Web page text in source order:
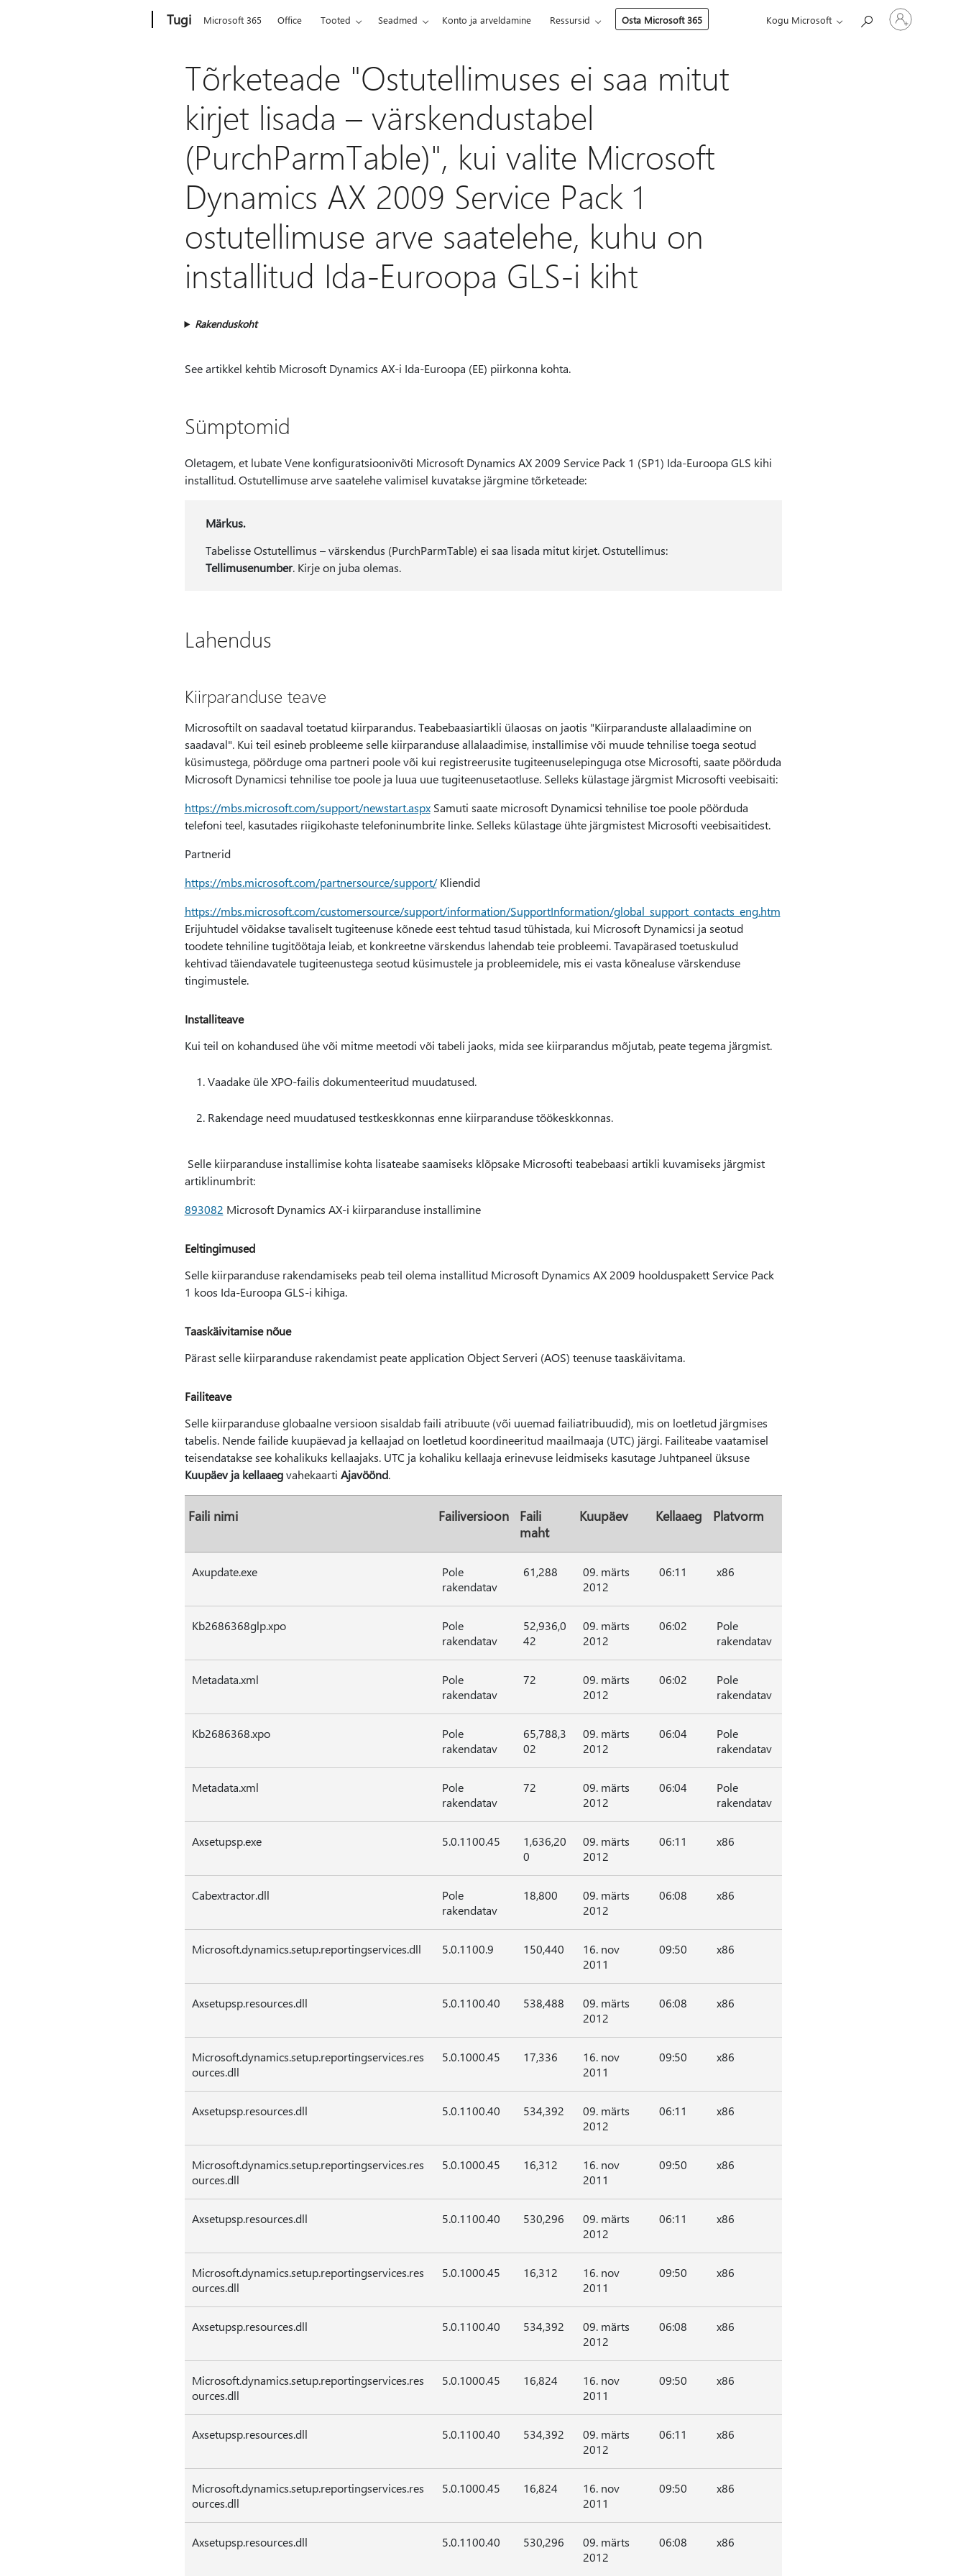
Tugi Microsoft 365 Office Tooted Seadmed Konto ja arveldamine Ressursid Osta Microsoft 365 Kogu Microsoft
Logige
sisse
oma
Tõrketeade "Ostutellimuses ei saa mitut
kirjet lisada – värskendustabel
(PurchParmTable)", kui valite Microsoft
Dynamics AX 2009 Service Pack 1
ostutellimuse arve saatelehe, kuhu on
installitud Ida-Euroopa GLS-i kiht
Rakenduskoht
See artikkel kehtib Microsoft Dynamics AX-i Ida-Euroopa (EE) piirkonna kohta.
Sümptomid
Oletagem, et lubate Vene konfiguratsioonivõti Microsoft Dynamics AX 2009 Service Pack 1 (SP1) Ida-Euroopa GLS kihi
installitud. Ostutellimuse arve saatelehe valimisel kuvatakse järgmine tõrketeade:
Märkus.
Tabelisse Ostutellimus – värskendus (PurchParmTable) ei saa lisada mitut kirjet. Ostutellimus:
Tellimusenumber. Kirje on juba olemas.
Lahendus
Kiirparanduse teave
Microsoftilt on saadaval toetatud kiirparandus. Teabebaasiartikli ülaosas on jaotis "Kiirparanduste allalaadimine on
saadaval". Kui teil esineb probleeme selle kiirparanduse allalaadimise, installimise või muude tehnilise toega seotud
küsimustega, pöörduge oma partneri poole või kui registreerusite tugiteenuselepinguga otse Microsofti, saate pöörduda
Microsoft Dynamicsi tehnilise toe poole ja luua uue tugiteenusetaotluse. Selleks külastage järgmist Microsofti veebisaiti:
https://mbs.microsoft.com/support/newstart.aspxSamuti saate microsoft Dynamicsi tehnilise toe poole pöörduda
telefoni teel, kasutades riigikohaste telefoninumbrite linke. Selleks külastage ühte järgmistest Microsofti veebisaitidest.
Partnerid
https://mbs.microsoft.com/partnersource/support/Kliendid
https://mbs.microsoft.com/customersource/support/information/SupportInformation/global_support_contacts_eng.htm
Erijuhtudel võidakse tavaliselt tugiteenuse kõnede eest tehtud tasud tühistada, kui Microsoft Dynamicsi ja seotud
toodete tehniline tugitöötaja leiab, et konkreetne värskendus lahendab teie probleemi. Tavapärased toetuskulud
kehtivad täiendavatele tugiteenustega seotud küsimustele ja probleemidele, mis ei vasta kõnealuse värskenduse
tingimustele.
Installiteave
Kui teil on kohandused ühe või mitme meetodi või tabeli jaoks, mida see kiirparandus mõjutab, peate tegema järgmist.
Vaadake üle XPO-failis dokumenteeritud muudatused.
Rakendage need muudatused testkeskkonnas enne kiirparanduse töökeskkonnas.
Selle kiirparanduse installimise kohta lisateabe saamiseks klõpsake Microsofti teabebaasi artikli kuvamiseks järgmist
artiklinumbrit:
893082 Microsoft Dynamics AX-i kiirparanduse installimine
Eeltingimused
Selle kiirparanduse rakendamiseks peab teil olema installitud Microsoft Dynamics AX 2009 hoolduspakett Service Pack
1 koos Ida-Euroopa GLS-i kihiga.
Taaskäivitamise nõue
Pärast selle kiirparanduse rakendamist peate application Object Serveri (AOS) teenuse taaskäivitama.
Failiteave
Selle kiirparanduse globaalne versioon sisaldab faili atribuute (või uuemad failiatribuudid), mis on loetletud järgmises
tabelis. Nende failide kuupäevad ja kellaajad on loetletud koordineeritud maailmaaja (UTC) järgi. Failiteabe vaatamisel
teisendatakse see kohalikuks kellaajaks. UTC ja kohaliku kellaaja erinevuse leidmiseks kasutage Juhtpaneel üksuse
Kuupäev ja kellaaegvahekaarti Ajavöönd.
Faili nimi Failiversioon
Faili
maht
Kuupäev Kellaaeg Platvorm
Axupdate.exe
Pole
rakendatav
61,288
09. märts
2012
06:11 x86
Kb2686368glp.xpo
Pole
rakendatav
52,936,0
42
09. märts
2012
06:02
Pole
rakendatav
Metadata.xml
Pole
rakendatav
72
09. märts
2012
06:02
Pole
rakendatav
Kb2686368.xpo
Pole
rakendatav
65,788,3
02
09. märts
2012
06:04
Pole
rakendatav
Metadata.xml
Pole
rakendatav
72
09. märts
2012
06:04
Pole
rakendatav
Axsetupsp.exe 5.0.1100.45
1,636,20
0
09. märts
2012
06:11 x86
Cabextractor.dll
Pole
rakendatav
18,800
09. märts
2012
06:08 x86
Microsoft.dynamics.setup.reportingservices.dll 5.0.1100.9 150,440
16. nov
2011
09:50 x86
Axsetupsp.resources.dll 5.0.1100.40 538,488
09. märts
2012
06:08 x86
Microsoft.dynamics.setup.reportingservices.res
ources.dll
5.0.1000.45 17,336
16. nov
2011
09:50 x86
Axsetupsp.resources.dll 5.0.1100.40 534,392
09. märts
2012
06:11 x86
Microsoft.dynamics.setup.reportingservices.res
ources.dll
5.0.1000.45 16,312
16. nov
2011
09:50 x86
Axsetupsp.resources.dll 5.0.1100.40 530,296
09. märts
2012
06:11 x86
Microsoft.dynamics.setup.reportingservices.res
ources.dll
5.0.1000.45 16,312
16. nov
2011
09:50 x86
Axsetupsp.resources.dll 5.0.1100.40 534,392
09. märts
2012
06:08 x86
Microsoft.dynamics.setup.reportingservices.res
ources.dll
5.0.1000.45 16,824
16. nov
2011
09:50 x86
Axsetupsp.resources.dll 5.0.1100.40 534,392
09. märts
2012
06:11 x86
Microsoft.dynamics.setup.reportingservices.res
ources.dll
5.0.1000.45 16,824
16. nov
2011
09:50 x86
Axsetupsp.resources.dll 5.0.1100.40 530,296
09. märts
2012
06:08 x86